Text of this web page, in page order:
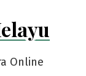
Online